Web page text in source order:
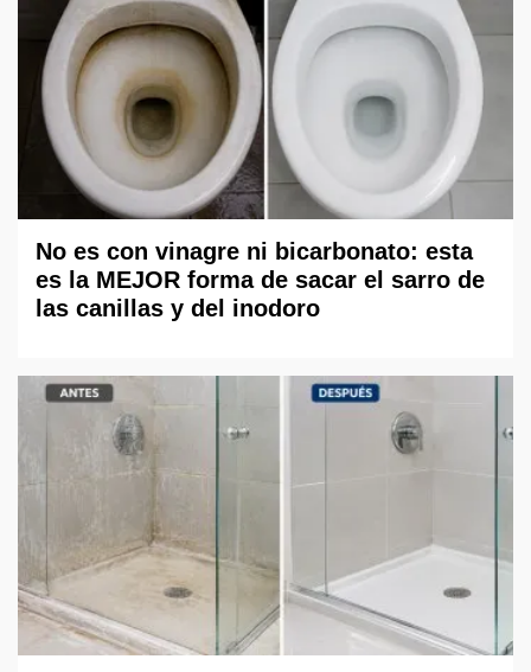
No es con vinagre ni bicarbonato: esta
es la MEJOR forma de sacar el sarro de
las canillas y del inodoro